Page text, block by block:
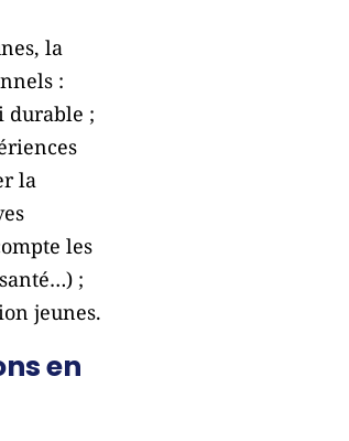
la
:
durable ;
la
les
;
jeunes.
en